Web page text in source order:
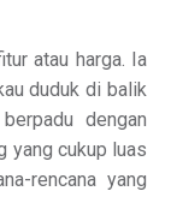
atau harga. Ia
duduk di balik
dengan
yang cukup luas
rencana yang